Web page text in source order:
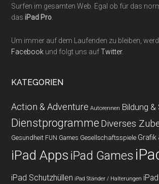
Surfen im gesamten Web. Egal ob für das
dasiPad Pro
Um immer auf dem Laufenden zu bleiben,
Facebook und folgt uns aufTwitter.
KATEGORIEN
Action & Adventure Autorennen Bildung
Dienstprogramme Diverses
Gesundheit FUN Games Gesellschaftsspiele Grafik
iPad Apps iPad Games
iPad Schutzhüllen iPad Ständer / Halterungen